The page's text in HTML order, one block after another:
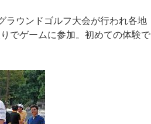
ラウンドゴルフ大会が行われ各地
でゲームに参加。初めての体験で